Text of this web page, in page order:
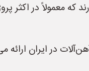
معمولاً در اکثر
در ایران ارائه